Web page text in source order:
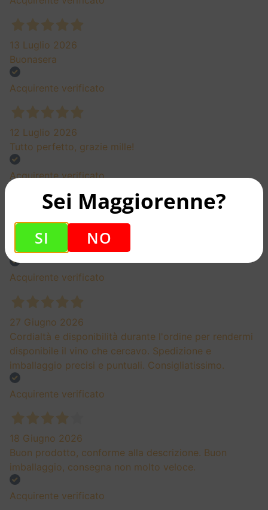
13 Luglio 2026
Buonasera
Acquirente verificato
12 Luglio 2026
Tutto perfetto, grazie mille!
Acquirente verificato
09 Luglio 2026
Buon prodotto. E ottima la professionalità nella
consegna
Acquirente verificato
27 Giugno 2026
Cordialtà e disponibilità durante l'ordine per rendermi
disponibile il vino che cercavo. Spedizione e
imballaggio precisi e puntuali. Consigliatissimo.
Acquirente verificato
18 Giugno 2026
Buon prodotto, conforme alla descrizione. Buon
imballaggio, consegna non molto veloce.
Acquirente verificato
Sei Maggiorenne?
SI NO